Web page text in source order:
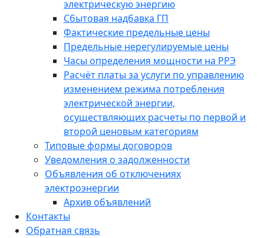
электрическую энергию
Сбытовая надбавка ГП
Фактические предельные цены
Предельные нерегулируемые цены
Часы определения мощности на РРЭ
Расчёт платы за услуги по управлению
изменением режима потребления
электрической энергии,
осуществляющих расчеты по первой и
второй ценовым категориям
Типовые формы договоров
Уведомления о задолженности
Объявления об отключениях
электроэнергии
Архив объявлений
Контакты
Обратная связь